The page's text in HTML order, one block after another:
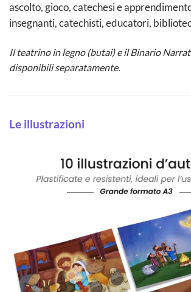
ascolto, gioco, catechesi e
insegnanti, catechisti, educatori,
Il teatrino in legno (butai) e il Binario
disponibili separatamente.
Le illustrazioni